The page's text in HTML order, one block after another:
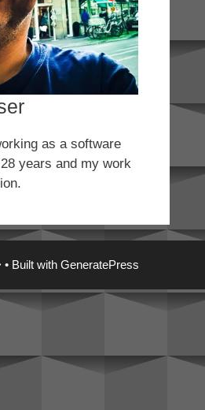
as a software
years and my work
• Built with GeneratePress